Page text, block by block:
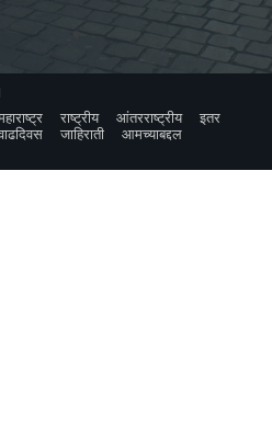
राष्ट्रीय आंतरराष्ट्रीय
इतर
जाहिराती
आमच्याबद्दल